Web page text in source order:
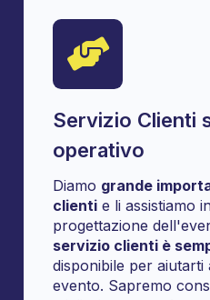
Servizio Clienti
operativo
Diamo grande
clienti e li assistiamo
progettazione
servizio clienti è
disponibile per aiutarti
evento. Sapremo